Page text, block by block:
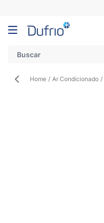
Pular para o conteúdo
Home / Ar Condicionado /